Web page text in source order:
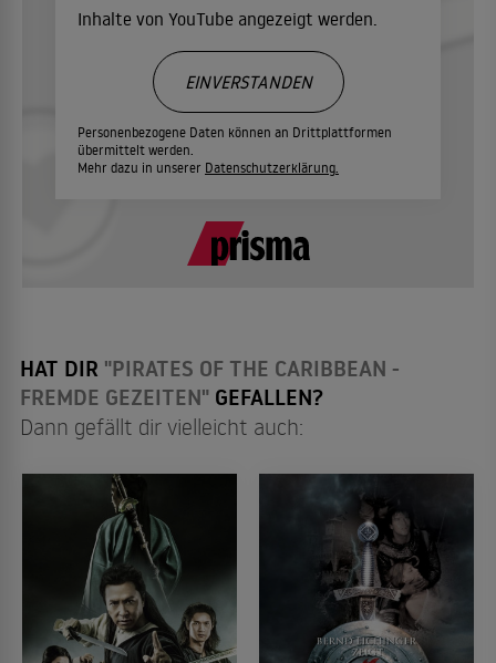
Inhalte von YouTube angezeigt werden.
Personenbezogene Daten können an Drittplattformen
übermittelt werden.
Mehr dazu in unserer Datenschutzerklärung.
EINVERSTANDEN
HAT DIR "PIRATES OF THE CARIBBEAN -
FREMDE GEZEITEN" GEFALLEN?
Dann gefällt dir vielleicht auch: